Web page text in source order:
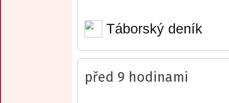
Táborský deník
před 9 hodinami